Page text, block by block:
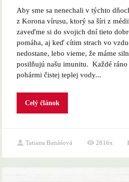
Aby sme sa nenechali v týchto
z Korona vírusu, ktorý sa šíri z
zaveďme si do svojich dní tieto
pomáha, aj keď cítim strach vo
nedostane, lebo vieme, že máme
posilňujú našu imunitu. Každé
pohármi čistej teplej vody...
Celý článok
Tatiana Banášová 2816x